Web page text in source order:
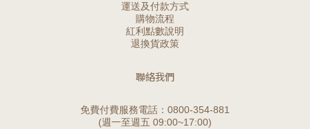
運送及付款方式
購物流程
紅利點數說明
退換貨政策
聯絡我們
免費付費服務電話：0800-354-881
(週一至週五 09:00~17:00)